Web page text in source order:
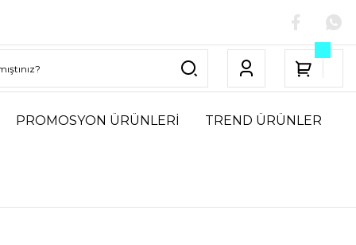
PROMOSYON ÜRÜNLERİ TREND ÜRÜNLER